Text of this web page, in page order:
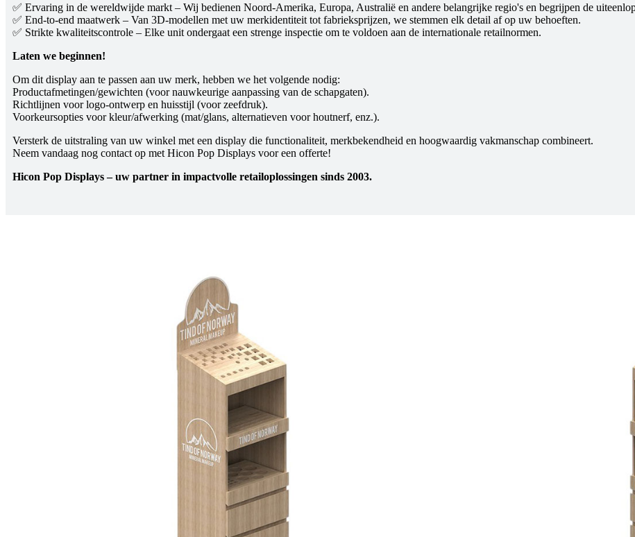
✅ Ervaring in de wereldwijde markt – Wij bedienen Noord-Amerika, Europa, Australië en andere belangrijke regio's en begrijpen de
✅ End-to-end maatwerk – Van 3D-modellen met uw merkidentiteit tot fabrieksprijzen, we stemmen elk detail af op uw behoeften.
✅ Strikte kwaliteitscontrole – Elke unit ondergaat een strenge inspectie om te voldoen aan de internationale retailnormen.
Laten we beginnen!
Om dit display aan te passen aan uw merk, hebben we het volgende nodig:
Productafmetingen/gewichten (voor nauwkeurige aanpassing van de schapgaten).
Richtlijnen voor logo-ontwerp en huisstijl (voor zeefdruk).
Voorkeursopties voor kleur/afwerking (mat/glans, alternatieven voor houtnerf, enz.).
Versterk de uitstraling van uw winkel met een display die functionaliteit, merkbekendheid en hoogwaardig vakmanschap combineert.
Neem vandaag nog contact op met Hicon Pop Displays voor een offerte!
Hicon Pop Displays – uw partner in impactvolle retailoplossingen sinds 2003.